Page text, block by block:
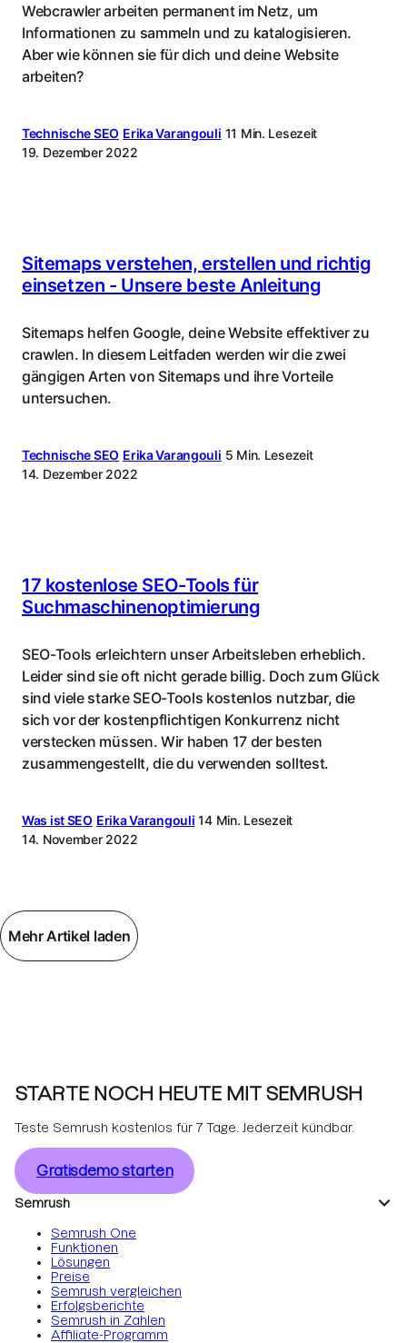
Webcrawler arbeiten permanent im Netz, um
Informationen zu sammeln und zu katalogisieren.
Aber wie können sie für dich und deine Website
arbeiten?
Technische SEO Erika Varangouli 11 Min. Lesezeit
19. Dezember 2022
Sitemaps verstehen, erstellen und richtig
einsetzen - Unsere beste Anleitung
Sitemaps helfen Google, deine Website effektiver zu
crawlen. In diesem Leitfaden werden wir die zwei
gängigen Arten von Sitemaps und ihre Vorteile
untersuchen.
Technische SEO Erika Varangouli 5 Min. Lesezeit
14. Dezember 2022
17 kostenlose SEO-Tools für
Suchmaschinenoptimierung
SEO-Tools erleichtern unser Arbeitsleben erheblich.
Leider sind sie oft nicht gerade billig. Doch zum Glück
sind viele starke SEO-Tools kostenlos nutzbar, die
sich vor der kostenpflichtigen Konkurrenz nicht
verstecken müssen. Wir haben 17 der besten
zusammengestellt, die du verwenden solltest.
Was ist SEO Erika Varangouli 14 Min. Lesezeit
14. November 2022
Mehr Artikel laden
STARTE NOCH HEUTE MIT SEMRUSH
Teste Semrush kostenlos für 7 Tage. Jederzeit kündbar.
Gratisdemo starten
Semrush
Semrush One
Funktionen
Lösungen
Preise
Semrush vergleichen
Erfolgsberichte
Semrush in Zahlen
Affiliate-Programm